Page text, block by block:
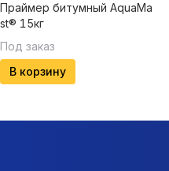
Праймер битумный AquaMa
st® 15кг
Под заказ
В корзину